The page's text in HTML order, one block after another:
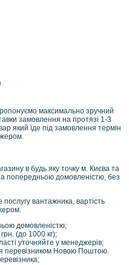
максимально зручний
замовлення на протязі 1-3
який їде під замовлення термін
в будь яку точку м. Києва та
попередньою домовленістю, без
вантажника, вартість
домовленістю;
(до 1000 кг);
уточняйте у менеджерів;
перевізником Новою Поштою.